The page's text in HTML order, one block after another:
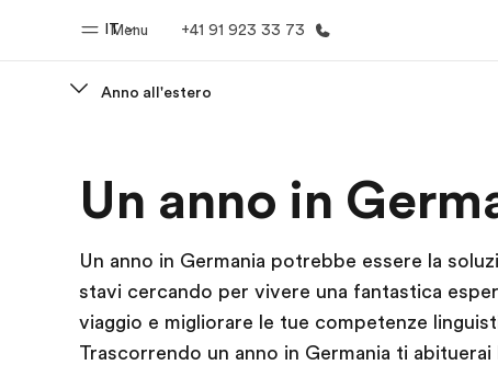
Menu
IT +41 91 923 33 73
Benvenuto alla EF Vedi la
Anno all'estero
Un anno in
Un anno in Germania potrebbe essere la
stavi cercando per vivere una fantastica
viaggio e migliorare le tue competenze
Trascorrendo un anno in Germania ti